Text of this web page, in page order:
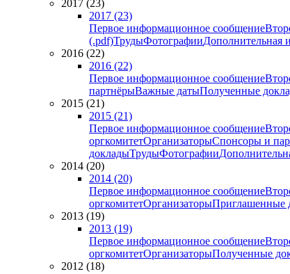
2017 (23)
2017 (23)
Первое информационное сообщение
(.pdf)ТрудыФотографииДополнительная
2016 (22)
2016 (22)
Первое информационное сообщение
партнёрыВажные датыПолученные
2015 (21)
2015 (21)
Первое информационное сообщение
оргкомитетОрганизаторыСпонсоры и
докладыТрудыФотографии
2014 (20)
2014 (20)
Первое информационное сообщение
оргкомитетОрганизаторыПриглашенные
2013 (19)
2013 (19)
Первое информационное сообщение
оргкомитетОрганизаторыПолученные
2012 (18)